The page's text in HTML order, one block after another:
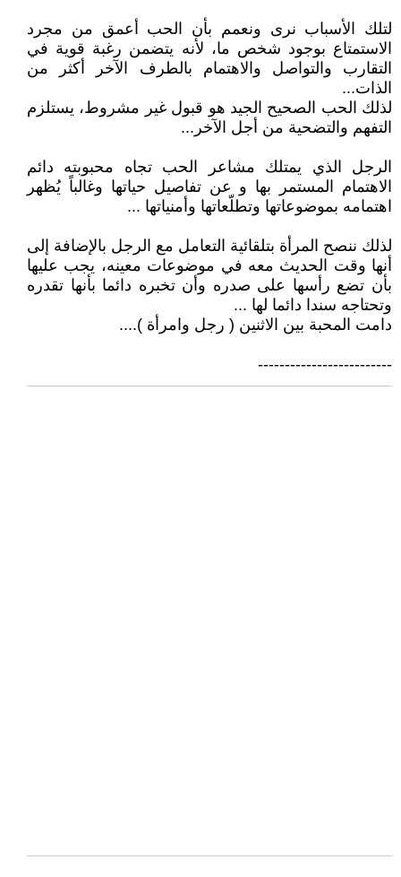
لتلك الأسباب نرى ونعمم بأن الحب أعمق من مجرد
الاستمتاع بوجود شخص ما، لأنه يتضمن رغبة قوية في
التقارب والتواصل والاهتمام بالطرف الآخر أكثر من
الذات...
لذلك الحب الصحيح الجيد هو قبول غير مشروط، يستلزم
التفهم والتضحية من أجل الآخر...
الرجل الذي يمتلك مشاعر الحب تجاه محبوبته دائم
الاهتمام المستمر بها و عن تفاصيل حياتها وغالباً يُظهر
اهتمامه بموضوعاتها وتطلّعاتها وأمنياتها ...
لذلك ننصح المرأة بتلقائية التعامل مع الرجل بالإضافة إلى
أنها وقت الحديث معه في موضوعات معينه، يجب عليها
بأن تضع رأسها على صدره وأن تخبره دائما بأنها تقدره
وتحتاجه سندا دائما لها ...
دامت المحبة بين الاثنين ( رجل وامرأة )....
-------------------------